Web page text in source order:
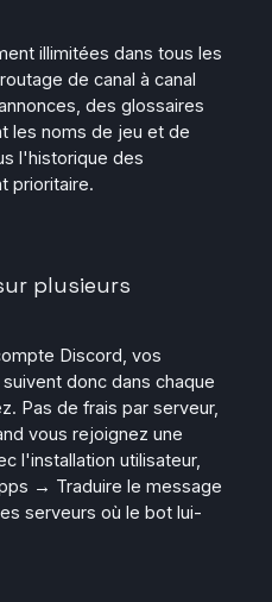
illimitées dans tous les
de canal à canal
des glossaires
les noms de jeu et de
l'historique des
prioritaire.
plusieurs
Discord, vos
donc dans chaque
Pas de frais par serveur,
vous rejoignez une
l'installation utilisateur,
→ Traduire le message
serveurs où le bot lui-